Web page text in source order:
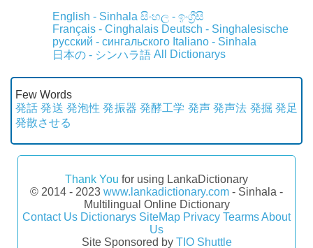
English - Sinhala සිංහල - ඉංග්‍රීසි
Français - Cinghalais Deutsch - Singhalesische
русский - сингальского Italiano - Sinhala
日本の - シンハラ語 All Dictionarys
Few Words
発話 発送 発泡性 発振器 発酵工学 発声 発声法 発掘 発足
発散させる
Thank You for using LankaDictionary
© 2014 - 2023 www.lankadictionary.com - Sinhala -
Multilingual Online Dictionary
Contact Us Dictionarys SiteMap Privacy TearmsAbout
Us
Site Sponsored by TIO Shuttle